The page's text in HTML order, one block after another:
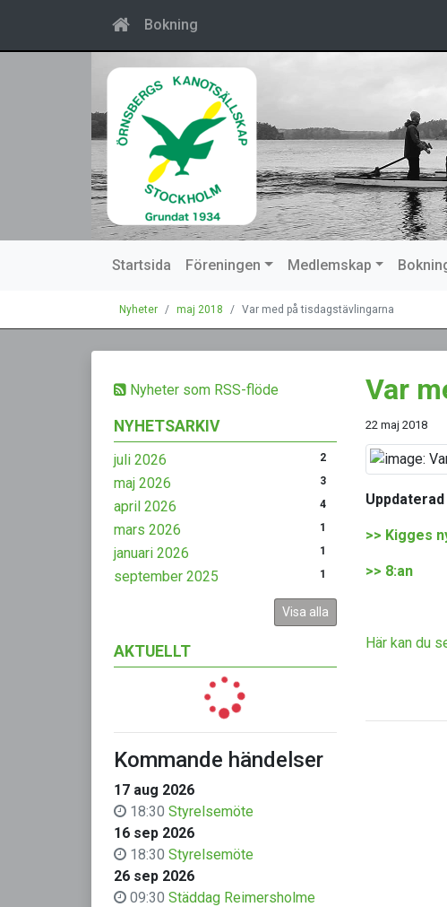
Bokning
Startsida Föreningen Medlemskap
Nyheter maj 2018 Var med på tisdagstävlingarna
Nyheter som RSS-flöde
NYHETSARKIV
juli 2026 2
maj 2026 3
april 2026 4
mars 2026 1
januari 2026 1
september 2025 1
Visa alla
AKTUELLT
Kommande händelser
17 aug 2026
18:30 Styrelsemöte
16 sep 2026
18:30 Styrelsemöte
26 sep 2026
09:30 Städdag Reimersholme
Var
22 maj 2018
>> Kigges
>> 8:an
Här kan du